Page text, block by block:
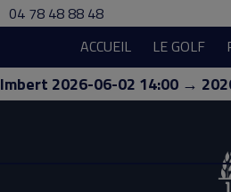
04 78 48 88 48
ACCUEIL
LE GOLF
Imbert 2026-06-02 14:00 →